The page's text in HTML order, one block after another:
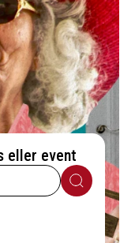
eller event
Sök